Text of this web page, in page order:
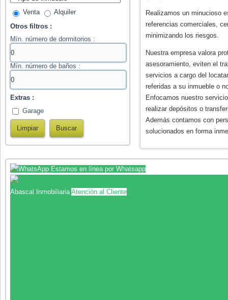
Venta
Alquiler
Otros filtros :
Mín. número de dormitorios :
Mín. número de baños :
Extras :
Garage
Realizamos un minucioso
referencias comerciales,
minimizando los riesgos.
Nuestra empresa valora
asesoramiento, eviten el
servicios a cargo del
referidas a su inmueble o
Enfocamos nuestro
realizar depósitos o
Además contamos con
solucionados en forma
Estamos en línea por Whatsapp
Abascal Inmobiliaria Atención al Cliente